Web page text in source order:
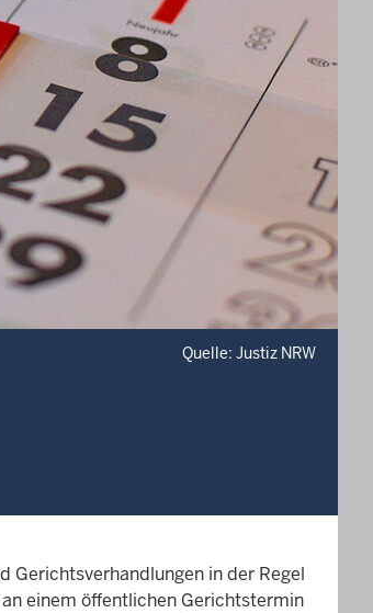
Quelle: Justiz NRW
Gerichtsverhandlungen in der Regel
einem öffentlichen Gerichtstermin